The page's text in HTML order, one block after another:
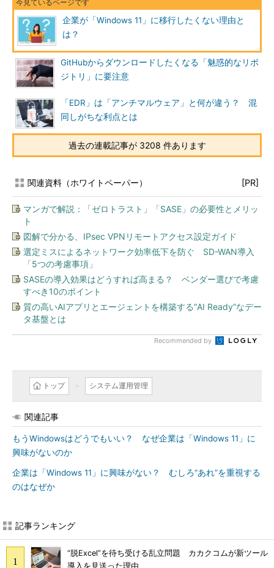
企業が「Windows 11」に移行したくない理由と
は？
GitHubからダウンロードしたくなる「魅惑的なリポ
ジトリ」に要注意
「EDR」は「アンチマルウェア」と何が違う？ 混
同しがちな利点とは
過去の連載記事が 3208 件あります
関連資料（ホワイトペーパー） [PR]
マンガで解説：「ゼロトラスト」「SASE」の必要性とメリッ
ト
図解で分かる、IPsec VPNリモートアクセス設定ガイド
選定ミスによるネットワーク効率低下を防ぐ SD-WAN導入
「5つの考慮事項」
SASEの導入効果はどうすれば高まる？ ベンダー選びで考慮
すべき10のポイント
質の高いAIアプリとエージェントを構築する“AI Ready”なデー
タ基盤とは
Recommended by
トップ システム運用管理
関連記事
もうWindowsはどうでもいい？ なぜ企業は「Windows 11」に
興味がないのか
企業は「Windows 11」に興味がない？ むしろ“あれ”を重視する
のはなぜか
記事ランキング
“脱Excel”を待ち受ける乱立問題 カカクコムが新ツール
導入を見送った理由